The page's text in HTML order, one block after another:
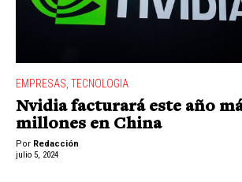
EMPRESAS, TECNOLOGIA
Nvidia facturará este año
millones en China
Por Redacción
julio 5, 2024